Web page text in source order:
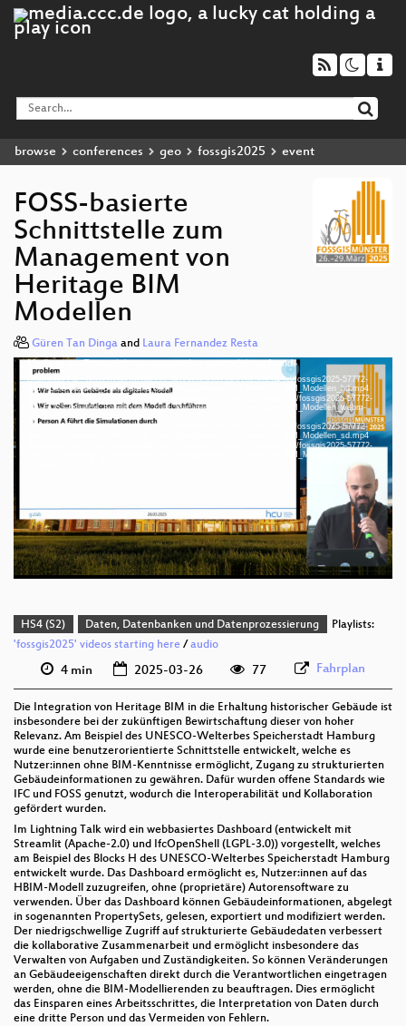
browse conferences geo fossgis2025 event
FOSS-basierte
Schnittstelle zum
Management von
Heritage BIM
Modellen
Güren Tan Dinga and Laura Fernandez Resta
Video
Player
Media error: Format(s) not supported or source(s) not found
Download File: https://cdn.media.ccc.de/events/fossgis/2025/h264-hd/fossgis2025-57772-
deu-FOSS-basierte_Schnittstelle_zum_Management_von_Heritage_BIM_Modellen_hd.mp4
Download File: https://cdn.media.ccc.de/events/fossgis/2025/webm-hd/fossgis2025-57772-
deu-FOSS-basierte_Schnittstelle_zum_Management_von_Heritage_BIM_Modellen_webm-
Download File: https://cdn.media.ccc.de/events/fossgis/2025/h264-sd/fossgis2025-57772-
deu-FOSS-basierte_Schnittstelle_zum_Management_von_Heritage_BIM_Modellen_sd.mp4
Download File: https://cdn.media.ccc.de/events/fossgis/2025/webm-sd/fossgis2025-57772-
deu-FOSS-basierte_Schnittstelle_zum_Management_von_Heritage_BIM_Modellen_webm-
deu 1080p (mp4)
deu 1080p (webm)
deu 576p (mp4)
deu 576p (webm)
HS4 (S2) Daten, Datenbanken und Datenprozessierung
Playlists:
'fossgis2025' videos starting here /audio
4 min 2025-03-26 77 Fahrplan
Die Integration von Heritage BIM in die Erhaltung historischer Gebäude ist
insbesondere bei der zukünftigen Bewirtschaftung dieser von hoher
Relevanz. Am Beispiel des UNESCO-Welterbes Speicherstadt Hamburg
wurde eine benutzerorientierte Schnittstelle entwickelt, welche es
Nutzer:innen ohne BIM-Kenntnisse ermöglicht, Zugang zu strukturierten
Gebäudeinformationen zu gewähren. Dafür wurden offene Standards wie
IFC und FOSS genutzt, wodurch die Interoperabilität und Kollaboration
gefördert wurden.
Im Lightning Talk wird ein webbasiertes Dashboard (entwickelt mit
Streamlit (Apache-2.0) und IfcOpenShell (LGPL-3.0)) vorgestellt, welches
am Beispiel des Blocks H des UNESCO-Welterbes Speicherstadt Hamburg
entwickelt wurde. Das Dashboard ermöglicht es, Nutzer:innen auf das
HBIM-Modell zuzugreifen, ohne (proprietäre) Autorensoftware zu
verwenden. Über das Dashboard können Gebäudeinformationen, abgelegt
in sogenannten PropertySets, gelesen, exportiert und modifiziert werden.
Der niedrigschwellige Zugriff auf strukturierte Gebäudedaten verbessert
die kollaborative Zusammenarbeit und ermöglicht insbesondere das
Verwalten von Aufgaben und Zuständigkeiten. So können Veränderungen
an Gebäudeeigenschaften direkt durch die Verantwortlichen eingetragen
werden, ohne die BIM-Modellierenden zu beauftragen. Dies ermöglicht
das Einsparen eines Arbeitsschrittes, die Interpretation von Daten durch
eine dritte Person und das Vermeiden von Fehlern.